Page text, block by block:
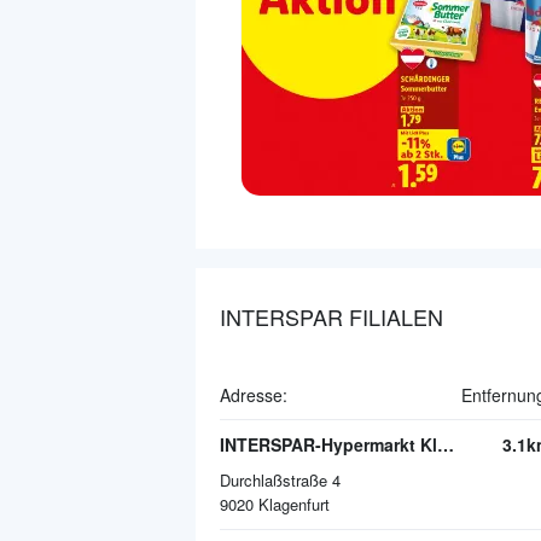
INTERSPAR FILIALEN
Adresse:
INTERSPAR-Hypermarkt Klagenfurt
Durchlaßstraße 4
9020 Klagenfurt